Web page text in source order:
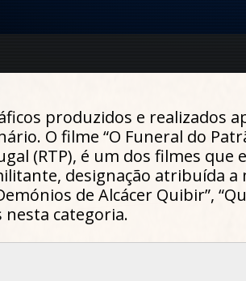
produzidos e realizados
O filme “O Funeral do
(RTP), é um dos filmes
designação atribuída
de Alcácer Quibir”,
categoria.